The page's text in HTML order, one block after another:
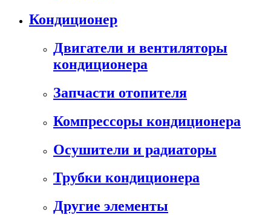
Кондиционер
Двигатели и вентиляторы
кондиционера
Запчасти отопителя
Компрессоры кондиционера
Осушители и радиаторы
Трубки кондиционера
Другие элементы